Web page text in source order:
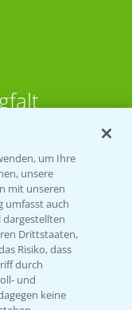
um Ihre
unsere
mit unseren
umfasst auch
Drittstaaten,
Risiko, dass
durch
und
keine